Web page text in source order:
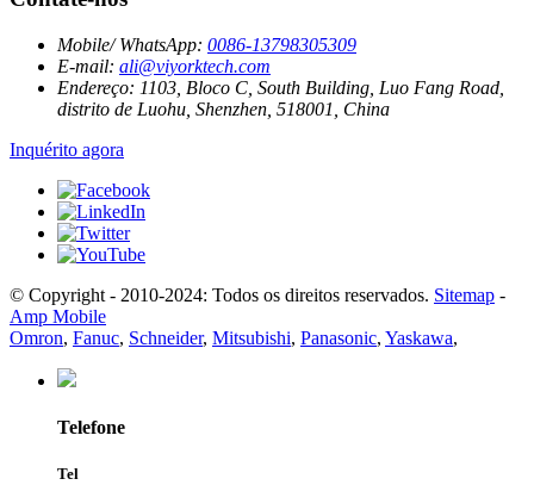
Mobile/ WhatsApp: 0086-13798305309
E-mail: ali@viyorktech.com
Endereço: 1103, Bloco C, South Building, Luo Fang Road,
distrito de Luohu, Shenzhen, 518001, China
Inquérito agora
© Copyright - 2010-2024: Todos os direitos reservados. Sitemap -
Amp Mobile
Omron, Fanuc, Schneider, Mitsubishi, Panasonic, Yaskawa,
Telefone
Tel